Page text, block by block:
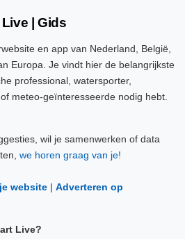
| Gids
en app van Nederland, België,
Europa. Je vindt hier de belangrijkste
professional, watersporter,
meteo-geïnteresseerde nodig hebt.
wil je samenwerken of data
we horen graag van je!
website | Adverteren op
Live?